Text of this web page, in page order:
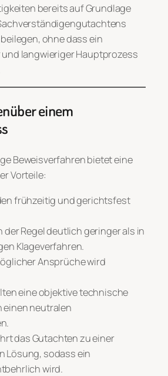
bereits auf Grundlage
ohne dass ein
langwieriger Hauptprozess
einem
Beweisverfahren bietet eine
Vorteile:
frühzeitig und gerichtsfest
der Regel deutlich geringer als in
Klageverfahren.
Ansprüche wird
eine objektive technische
einen neutralen
das Gutachten zu einer
Lösung, sodass ein
wird.